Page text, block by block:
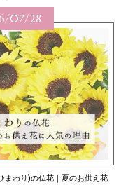
07/27
まわり）の花言葉｜本数別の